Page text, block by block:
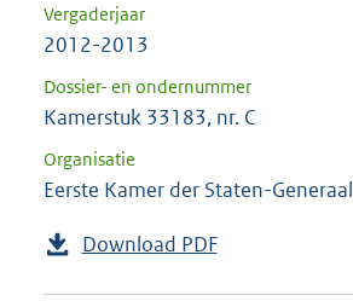
Vergaderjaar
2012-2013
Dossier- en ondernummer
Kamerstuk 33183, nr. C
Organisatie
Eerste Kamer der Staten-Generaal
Download PDF